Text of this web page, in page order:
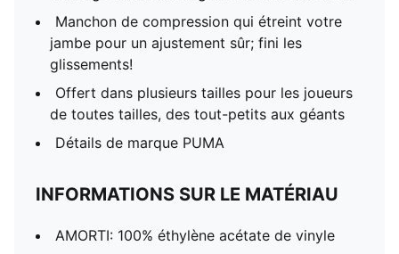
Manchon de compression qui étreint votre
jambe pour un ajustement sûr; fini les
glissements!
Offert dans plusieurs tailles pour les joueurs
de toutes tailles, des tout-petits aux géants
Détails de marque PUMA
INFORMATIONS SUR LE MATÉRIAU
AMORTI: 100% éthylène acétate de vinyle